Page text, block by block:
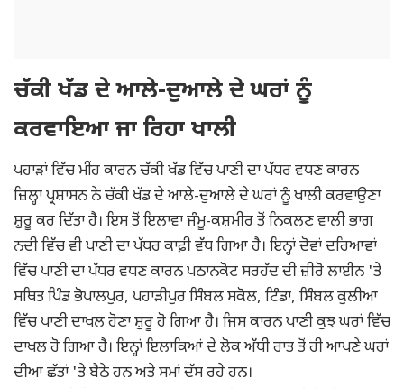
ਚੱਕੀ ਖੱਡ ਦੇ ਆਲੇ-ਦੁਆਲੇ ਦੇ ਘਰਾਂ ਨੂੰ
ਕਰਵਾਇਆ ਜਾ ਰਿਹਾ ਖਾਲੀ
ਪਹਾੜਾਂ ਵਿੱਚ ਮੀਂਹ ਕਾਰਨ ਚੱਕੀ ਖੱਡ ਵਿੱਚ ਪਾਣੀ ਦਾ ਪੱਧਰ ਵਧਣ ਕਾਰਨ
ਜ਼ਿਲ੍ਹਾ ਪ੍ਰਸ਼ਾਸਨ ਨੇ ਚੱਕੀ ਖੱਡ ਦੇ ਆਲੇ-ਦੁਆਲੇ ਦੇ ਘਰਾਂ ਨੂੰ ਖਾਲੀ ਕਰਵਾਉਣਾ
ਸ਼ੁਰੂ ਕਰ ਦਿੱਤਾ ਹੈ। ਇਸ ਤੋਂ ਇਲਾਵਾ ਜੰਮੂ-ਕਸ਼ਮੀਰ ਤੋਂ ਨਿਕਲਣ ਵਾਲੀ ਭਾਗ
ਨਦੀ ਵਿੱਚ ਵੀ ਪਾਣੀ ਦਾ ਪੱਧਰ ਕਾਫ਼ੀ ਵੱਧ ਗਿਆ ਹੈ। ਇਨ੍ਹਾਂ ਦੋਵਾਂ ਦਰਿਆਵਾਂ
ਵਿੱਚ ਪਾਣੀ ਦਾ ਪੱਧਰ ਵਧਣ ਕਾਰਨ ਪਠਾਨਕੋਟ ਸਰਹੱਦ ਦੀ ਜ਼ੀਰੋ ਲਾਈਨ 'ਤੇ
ਸਥਿਤ ਪਿੰਡ ਭੋਪਾਲਪੁਰ, ਪਹਾੜੀਪੁਰ ਸਿੰਬਲ ਸਕੋਲ, ਟਿੰਡਾ, ਸਿੰਬਲ ਕੁਲੀਆ
ਵਿੱਚ ਪਾਣੀ ਦਾਖਲ ਹੋਣਾ ਸ਼ੁਰੂ ਹੋ ਗਿਆ ਹੈ। ਜਿਸ ਕਾਰਨ ਪਾਣੀ ਕੁਝ ਘਰਾਂ ਵਿੱਚ
ਦਾਖਲ ਹੋ ਗਿਆ ਹੈ। ਇਨ੍ਹਾਂ ਇਲਾਕਿਆਂ ਦੇ ਲੋਕ ਅੱਧੀ ਰਾਤ ਤੋਂ ਹੀ ਆਪਣੇ ਘਰਾਂ
ਦੀਆਂ ਛੱਤਾਂ 'ਤੇ ਬੈਠੇ ਹਨ ਅਤੇ ਸਮਾਂ ਦੱਸ ਰਹੇ ਹਨ।